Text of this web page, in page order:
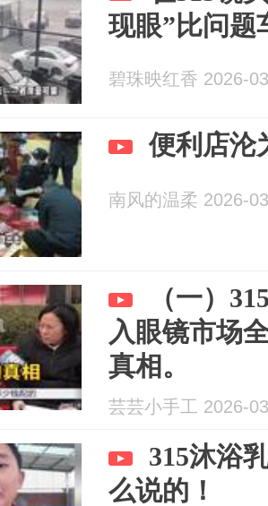
现眼”比问题
碧珠映红香 2026-
便利店沦
南风的温柔 2026-
（一）
入眼镜市场
真相。
芸芸小手工 2026-
315沐浴
么说的！